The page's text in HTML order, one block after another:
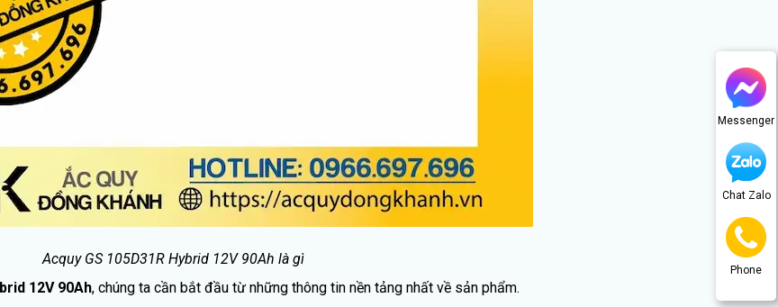
Messenger
Chat Zalo
Phone
Acquy GS 105D31R Hybrid 12V 90Ah là gì
12V 90Ah, chúng ta cần bắt đầu từ những thông tin nền tảng nhất về sản phẩm.